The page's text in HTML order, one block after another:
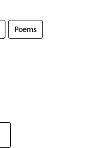
Poems